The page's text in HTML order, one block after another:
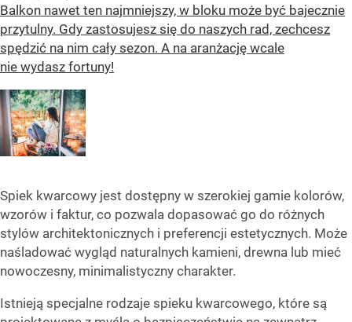
Balkon nawet ten najmniejszy, w bloku może być bajecznie
przytulny. Gdy zastosujesz się do naszych rad, zechcesz
spędzić na nim cały sezon. A na aranżację wcale
nie wydasz fortuny!
Spiek kwarcowy jest dostępny w szerokiej gamie kolorów,
wzorów i faktur, co pozwala dopasować go do różnych
stylów architektonicznych i preferencji estetycznych. Może
naśladować wygląd naturalnych kamieni, drewna lub mieć
nowoczesny, minimalistyczny charakter.
Istnieją specjalne rodzaje spieku kwarcowego, które są